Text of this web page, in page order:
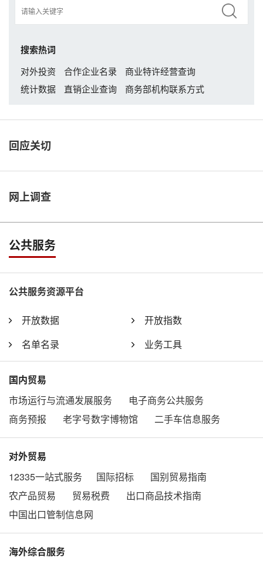
搜索热词
对外投资 合作企业名录
商业特许经营查询
统计数据
直销企业查询 商务部机构联系方式
回应关切
网上调查
公共服务
公共服务资源平台
开放数据
开放指数
名单名录
业务工具
国内贸易
市场运行与流通发展服务
电子商务公共服务
商务预报
老字号数字博物馆 二手车信息服务
对外贸易
12335一站式服务
国际招标
国别贸易指南
农产品贸易
贸易税费
出口商品技术指南
中国出口管制信息网
海外综合服务